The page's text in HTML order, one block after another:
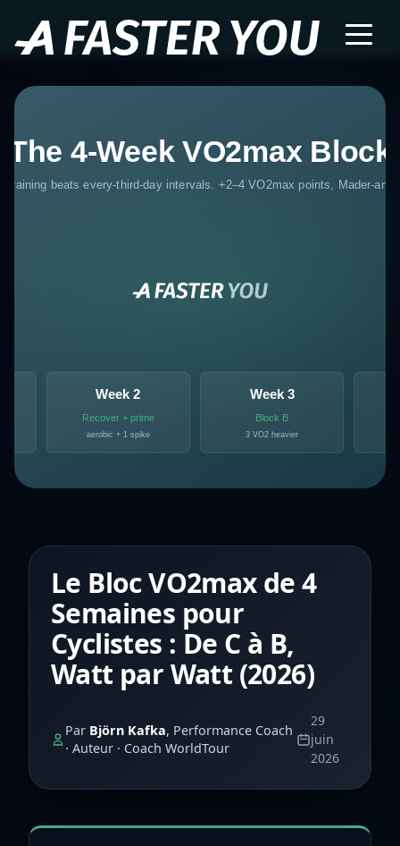
Le Bloc VO2max de 4
Semaines pour
Cyclistes : De C à B,
Watt par Watt (2026)
Par Björn Kafka, Performance Coach
· Auteur · Coach WorldTour
29
juin
2026